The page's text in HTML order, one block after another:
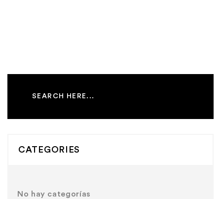
CATEGORIES
No hay categorías